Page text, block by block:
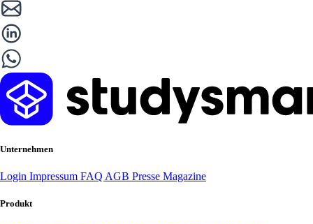
Unternehmen
Login Impressum FAQ AGB Presse Magazine
Produkt